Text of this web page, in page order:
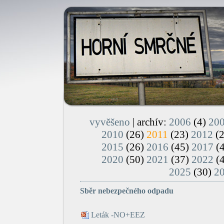
vyvěšeno | archív: 2006 (4)
2010 (26) 2011 (23) 2012
2015 (26) 2016 (45) 2017
2020 (50) 2021 (37) 2022
2025 (30)
Sběr nebezpečného odpadu
Leták -NO+EEZ